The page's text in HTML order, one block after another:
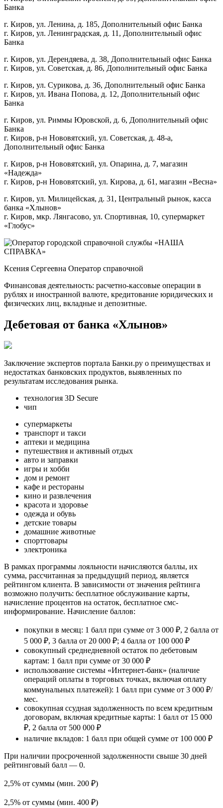
Банка
г. Киров, ул. Ленина, д. 185, Дополнительный офис Банка
г. Киров, ул. Ленинградская, д. 11, Дополнительный офис
Банка
г. Киров, ул. Дерендяева, д. 38, Дополнительный офис Банка
г. Киров, ул. Советская, д. 86, Дополнительный офис Банка
г. Киров, ул. Сурикова, д. 36, Дополнительный офис Банка
г. Киров, ул. Ивана Попова, д. 12, Дополнительный офис
Банка
г. Киров, ул. Риммы Юровской, д. 6, Дополнительный офис
Банка
г. Киров, р-н Нововятский, ул. Советская, д. 48-а,
Дополнительный офис Банка
г. Киров, р-н Нововятский, ул. Опарина, д. 7, магазин
«Надежда»
г. Киров, р-н Нововятский, ул. Кирова, д. 61, магазин «Весна»
г. Киров, ул. Милицейская, д. 31, Центральный рынок, касса
банка «Хлынов»
г. Киров, мкр. Лянгасово, ул. Спортивная, 10, супермаркет
«Глобус»
Ксения Сергеевна Оператор справочной
Финансовая деятельность: расчетно-кассовые операции в
рублях и иностранной валюте, кредитование юридических и
физических лиц, вкладные и депозитные.
Дебетовая от банка «Хлынов»
Заключение экспертов портала Банки.ру о преимуществах и
недостатках банковских продуктов, выявленных по
результатам исследования рынка.
технология 3D Secure
чип
супермаркеты
транспорт и такси
аптеки и медицина
путешествия и активный отдых
авто и заправки
игры и хобби
дом и ремонт
кафе и рестораны
кино и развлечения
красота и здоровье
одежда и обувь
детские товары
домашние животные
спорттовары
электроника
В рамках программы лояльности начисляются баллы, их
сумма, рассчитанная за предыдущий период, является
рейтингом клиента. В зависимости от значения рейтинга
возможно получить: бесплатное обслуживание карты,
начисление процентов на остаток, бесплатное смс-
информирование. Начисление баллов:
покупки в месяц: 1 балл при сумме от 3 000 ₽, 2 балла от
5 000 ₽, 3 балла от 20 000 ₽; 4 балла от 100 000 ₽
совокупный среднедневной остаток по дебетовым
картам: 1 балл при сумме от 30 000 ₽
использование системы «Интернет-банк» (наличие
операций оплаты в торговых точках, включая оплату
коммунальных платежей): 1 балл при сумме от 3 000 ₽/
мес.
совокупная ссудная задолженность по всем кредитным
договорам, включая кредитные карты: 1 балл от 15 000
₽, 2 балла от 500 000 ₽
наличие вкладов: 1 балл при общей сумме от 100 000 ₽
При наличии просроченной задолженности свыше 30 дней
рейтинговый балл — 0.
2,5% от суммы (мин. 200 ₽)
2,5% от суммы (мин. 400 ₽)